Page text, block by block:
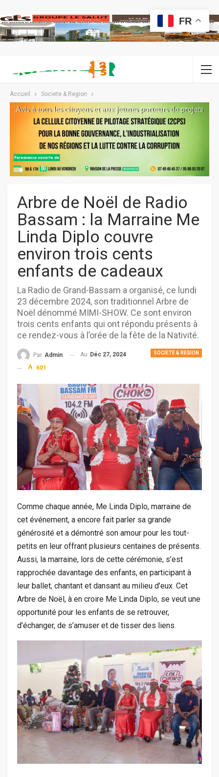
Accueil Societe & Region
Arbre de Noël de Radio
Bassam : la Marraine Me
Linda Diplo couvre
environ trois cents
enfants de cadeaux
La Radio de Grand-Bassam a organisé, ce lundi
23 décembre 2024, son traditionnel Arbre de
Noël dénommé MIMI-SHOW. Ce sont environ
trois cents enfants qui ont répondu présents à
ce rendez-vous à l’orée de la fête de la Nativité.
SOCIETE & REGION
Par Admin Au Déc 27, 2024
601
Comme chaque année, Me Linda Diplo, marraine de
cet événement, a encore fait parler sa grande
générosité et a démontré son amour pour les tout-
petits en leur offrant plusieurs centaines de présents.
Aussi, la marraine, lors de cette cérémonie, s’est
rapprochée davantage des enfants, en participant à
leur ballet, chantant et dansant au milieu d’eux. Cet
Arbre de Noël, à en croire Me Linda Diplo, se veut une
opportunité pour les enfants de se retrouver,
d’échanger, de s’amuser et de tisser des liens.
FR